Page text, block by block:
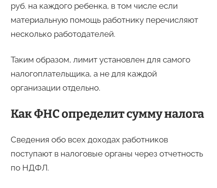
руб. на каждого ребенка, в том числе если
материальную помощь работнику перечисляют
несколько работодателей.
Таким образом, лимит установлен для самого
налогоплательщика, а не для каждой
организации отдельно.
Как ФНС определит сумму налога
Сведения обо всех доходах работников
поступают в налоговые органы через отчетность
по НДФЛ.